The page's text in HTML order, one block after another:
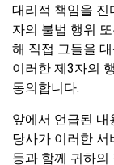
대리적 책임을 진
자의 불법 행위
해 직접 그들을
이러한 제3자의
동의합니다.
앞에서 언급된 내
당사가 이러한 서
등과 함께 귀하의